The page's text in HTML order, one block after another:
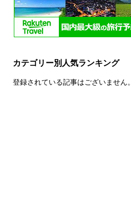
カテゴリー別人気ランキング
登録されている記事はございません。